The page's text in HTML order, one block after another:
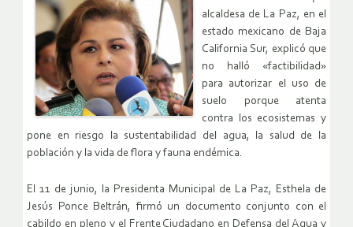
alcaldesa de La Paz, en el
estado mexicano de Baja
California Sur, explicó que
no halló «factibilidad»
para autorizar el uso de
suelo porque atenta
contra los ecosistemas y
pone en riesgo la sustentabilidad del agua, la salud de la
población y la vida de flora y fauna endémica.
El 11 de junio, la Presidenta Municipal de La Paz, Esthela de
Jesús Ponce Beltrán, firmó un documento conjunto con el
cabildo en pleno y el Frente Ciudadano en Defensa del Agua y